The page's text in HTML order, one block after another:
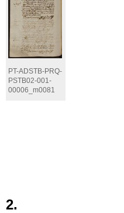
PT-ADSTB-PRQ-
PSTB02-001-
00006_m0081
2.